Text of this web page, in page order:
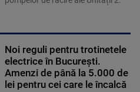
Noi reguli pentru trotinetele
electrice în București.
Amenzi de până la 5.000 de
lei pentru cei care le încalcă